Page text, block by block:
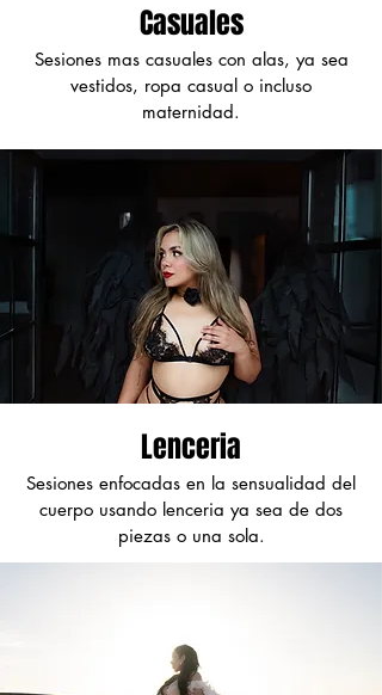
Casuales
Sesiones mas casuales con alas, ya sea
vestidos, ropa casual o incluso
maternidad.
Lenceria
Sesiones enfocadas en la sensualidad del
cuerpo usando lenceria ya sea de dos
piezas o una sola.